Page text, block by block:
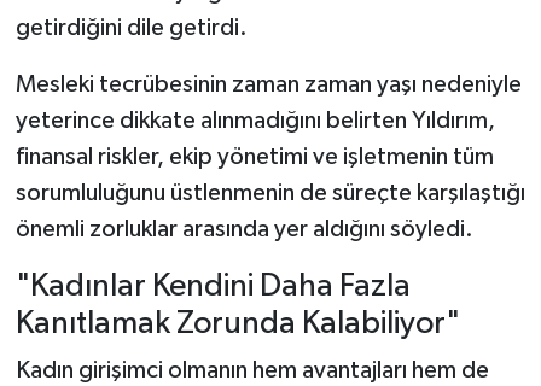
getirdiğini dile getirdi.
Mesleki tecrübesinin zaman zaman yaşı nedeniyle
yeterince dikkate alınmadığını belirten Yıldırım,
finansal riskler, ekip yönetimi ve işletmenin tüm
sorumluluğunu üstlenmenin de süreçte karşılaştığı
önemli zorluklar arasında yer aldığını söyledi.
"Kadınlar Kendini Daha Fazla
Kanıtlamak Zorunda Kalabiliyor"
Kadın girişimci olmanın hem avantajları hem de